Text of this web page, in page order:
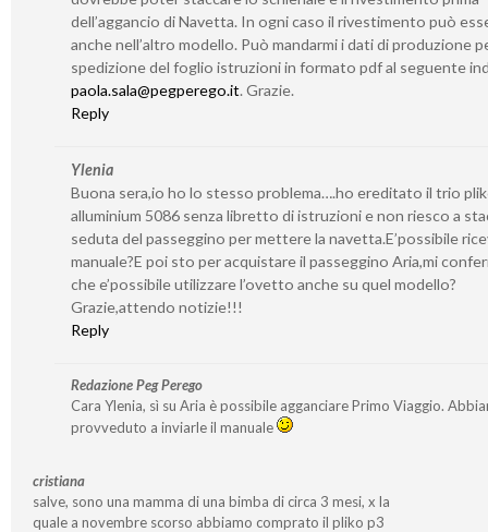
dell’aggancio di Navetta. In ogni caso il rivestimento può
anche nell’altro modello. Può mandarmi i dati di produzione
spedizione del foglio istruzioni in formato pdf al seguente
paola.sala@pegperego.it. Grazie.
Reply
Ylenia
Buona sera,io ho lo stesso problema….ho ereditato il trio
alluminium 5086 senza libretto di istruzioni e non riesco a
seduta del passeggino per mettere la navetta.E’possibile
manuale?E poi sto per acquistare il passeggino Aria,mi
che e’possibile utilizzare l’ovetto anche su quel modello?
Grazie,attendo notizie!!!
Reply
Redazione Peg Perego
Cara Ylenia, sì su Aria è possibile agganciare Primo Viaggio.
provveduto a inviarle il manuale
cristiana
salve, sono una mamma di una bimba di circa 3 mesi, x la
quale a novembre scorso abbiamo comprato il pliko p3